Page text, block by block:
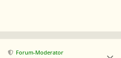
Forum-Moderator